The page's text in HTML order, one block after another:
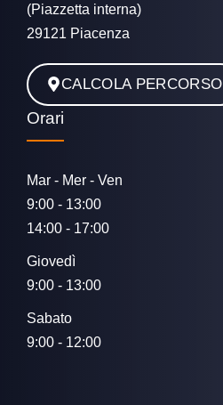
(Piazzetta interna)
29121 Piacenza
CALCOLA PERCORSO
Orari
Mar - Mer - Ven
9:00 - 13:00
14:00 - 17:00
Giovedì
9:00 - 13:00
Sabato
9:00 - 12:00